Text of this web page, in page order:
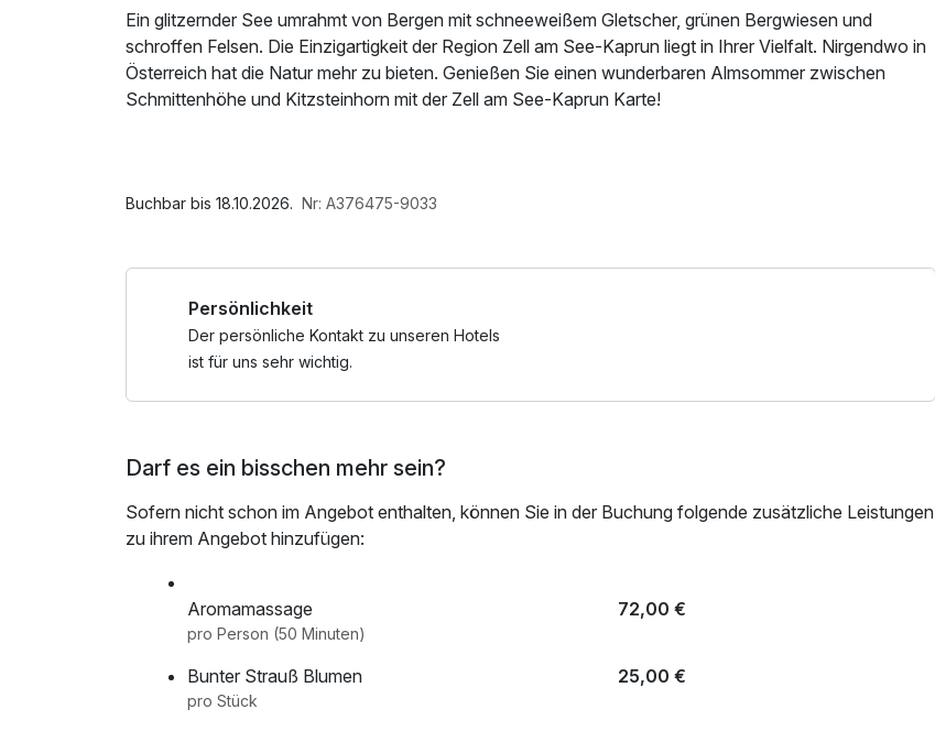
Ein glitzernder See umrahmt von Bergen mit schneeweißem Gletscher, grünen Bergwiesen und
schroffen Felsen. Die Einzigartigkeit der Region Zell am See-Kaprun liegt in Ihrer Vielfalt. Nirgendwo in
Österreich hat die Natur mehr zu bieten. Genießen Sie einen wunderbaren Almsommer zwischen
Schmittenhöhe und Kitzsteinhorn mit der Zell am See-Kaprun Karte!
Wellnessbereichs, W-LAN Nutzung / Internetnutzung, kostenfreier Kaffee/Tee im Zimmer
Buchbar bis 18.10.2026. Nr: A376475-9033
Persönlichkeit
Der persönliche Kontakt zu unseren Hotels
ist für uns sehr wichtig.
Darf es ein bisschen mehr sein?
Sofern nicht schon im Angebot enthalten, können Sie in der Buchung folgende zusätzliche Leistungen
zu ihrem Angebot hinzufügen:
Aromamassage 72,00 €
pro Person (50 Minuten)
Bunter Strauß Blumen 25,00 €
pro Stück